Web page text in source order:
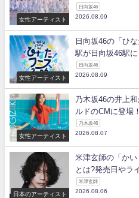
女性アーティスト
日向坂46
2026.08.09
女性アーティスト
日向坂46の「ひ
駅が日向坂46駅
日向坂46
2026.08.09
女性アーティスト
乃木坂46の井上
ルドのCMに登場！
乃木坂46
2026.08.07
日本のアーティスト
米津玄師の「かい
とは?発売日やラ
米津玄師
2026.08.06